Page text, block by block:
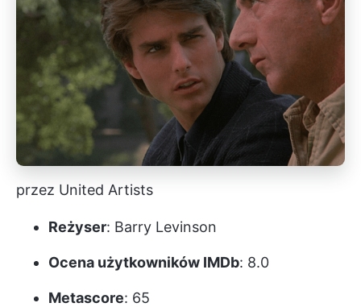
przez United Artists
Reżyser: Barry Levinson
Ocena użytkowników IMDb: 8.0
Metascore: 65